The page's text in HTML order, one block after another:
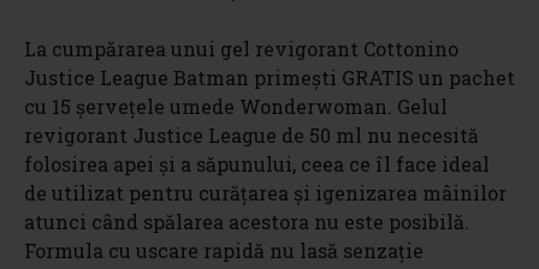
La cumpărarea unui gel revigorant Cottonino
Justice League Batman primești GRATIS un pachet
cu 15 șerveţele umede Wonderwoman. Gelul
revigorant Justice League de 50 ml nu necesită
folosirea apei şi a săpunului, ceea ce îl face ideal
de utilizat pentru curăţarea şi igenizarea mâinilor
atunci când spălarea acestora nu este posibilă.
Formula cu uscare rapidă nu lasă senzaţie